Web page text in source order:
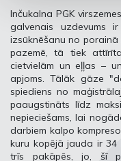
Inčukalna PGK
galvenais uzdevums
izsūknēšanu no porainā
pazemē, tā tiek
cietvielām un eļļas –
apjoms. Tālāk gāze
spiediens no
paaugstināts līdz
nepieciešams, lai
darbiem kalpo
kuru kopējā jauda ir 34
trīs pakāpēs, jo, šī